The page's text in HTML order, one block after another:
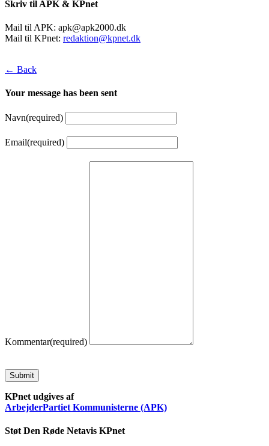
Skriv til APK & KPnet
Mail til APK: apk@apk2000.dk
Mail til KPnet: redaktion@kpnet.dk
← Back
Your message has been sent
Navn(required)
Email(required)
Kommentar(required)
Submit
KPnet udgives af
ArbejderPartiet Kommunisterne (APK)
Støt Den Røde Netavis KPnet